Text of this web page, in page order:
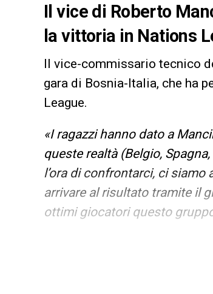
Il vice di Roberto
la vittoria in Nations
Il vice-commissario tecnico
gara di Bosnia-Italia, che ha
League.
«I ragazzi hanno dato a
queste realtà (Belgio,
l’ora di confrontarci, ci
arrivare al risultato tramite il
ottimi giocatori questo
LA PLAYLIST DELLE